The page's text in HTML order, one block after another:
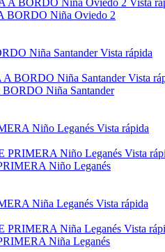
Niña Oviedo 2
Vista rápida
Vista
Niña Santander
Vista rápida
Vista
Niño Leganés
Vista rápida
Vista
Niña Leganés